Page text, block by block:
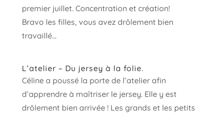
premier juillet. Concentration et création!
Bravo les filles, vous avez drôlement bien
travaillé...
L’atelier – Du jersey à la folie.
Céline a poussé la porte de l’atelier afin
d’apprendre à maîtriser le jersey. Elle y est
drôlement bien arrivée ! Les grands et les petits